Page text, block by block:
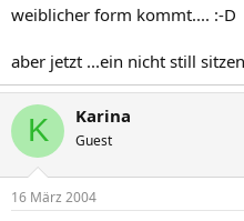
weiblicher form kommt.... :-D
aber jetzt ...ein nicht still
K Karina
Guest
16 März 2004